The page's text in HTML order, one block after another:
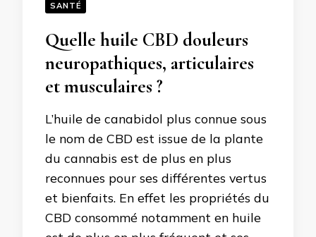
SANTÉ
Quelle huile CBD douleurs
neuropathiques, articulaires
et musculaires ?
L’huile de canabidol plus connue sous
le nom de CBD est issue de la plante
du cannabis est de plus en plus
reconnues pour ses différentes vertus
et bienfaits. En effet les propriétés du
CBD consommé notamment en huile